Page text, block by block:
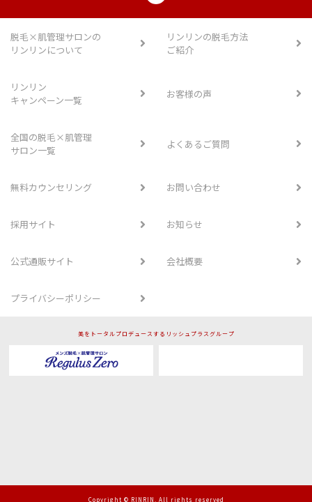
脱毛×肌管理サロンの
リンリンについて
リンリンの脱毛方法
ご紹介
リンリン
キャンペーン一覧
お客様の声
全国の脱毛×肌管理
サロン一覧
よくあるご質問
無料カウンセリング お問い合わせ
採用サイト お知らせ
公式通販サイト 会社概要
プライバシーポリシー
美をトータルプロデュースするリッシュプラスグループ
Copyright © RINRIN. All rights reserved